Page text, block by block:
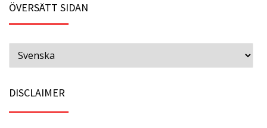
ÖVERSÄTT SIDAN
DISCLAIMER